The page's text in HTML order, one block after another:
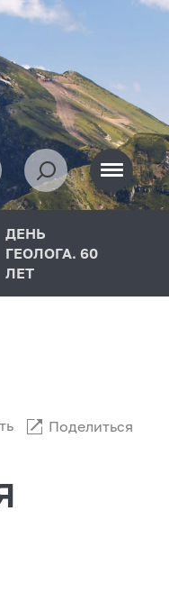
ДЕНЬ
ГЕОЛОГА. 60
ЛЕТ
Поделиться